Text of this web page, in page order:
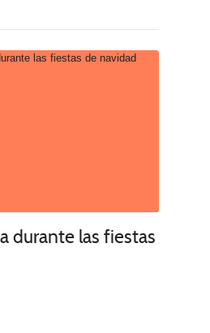
durante las fiestas